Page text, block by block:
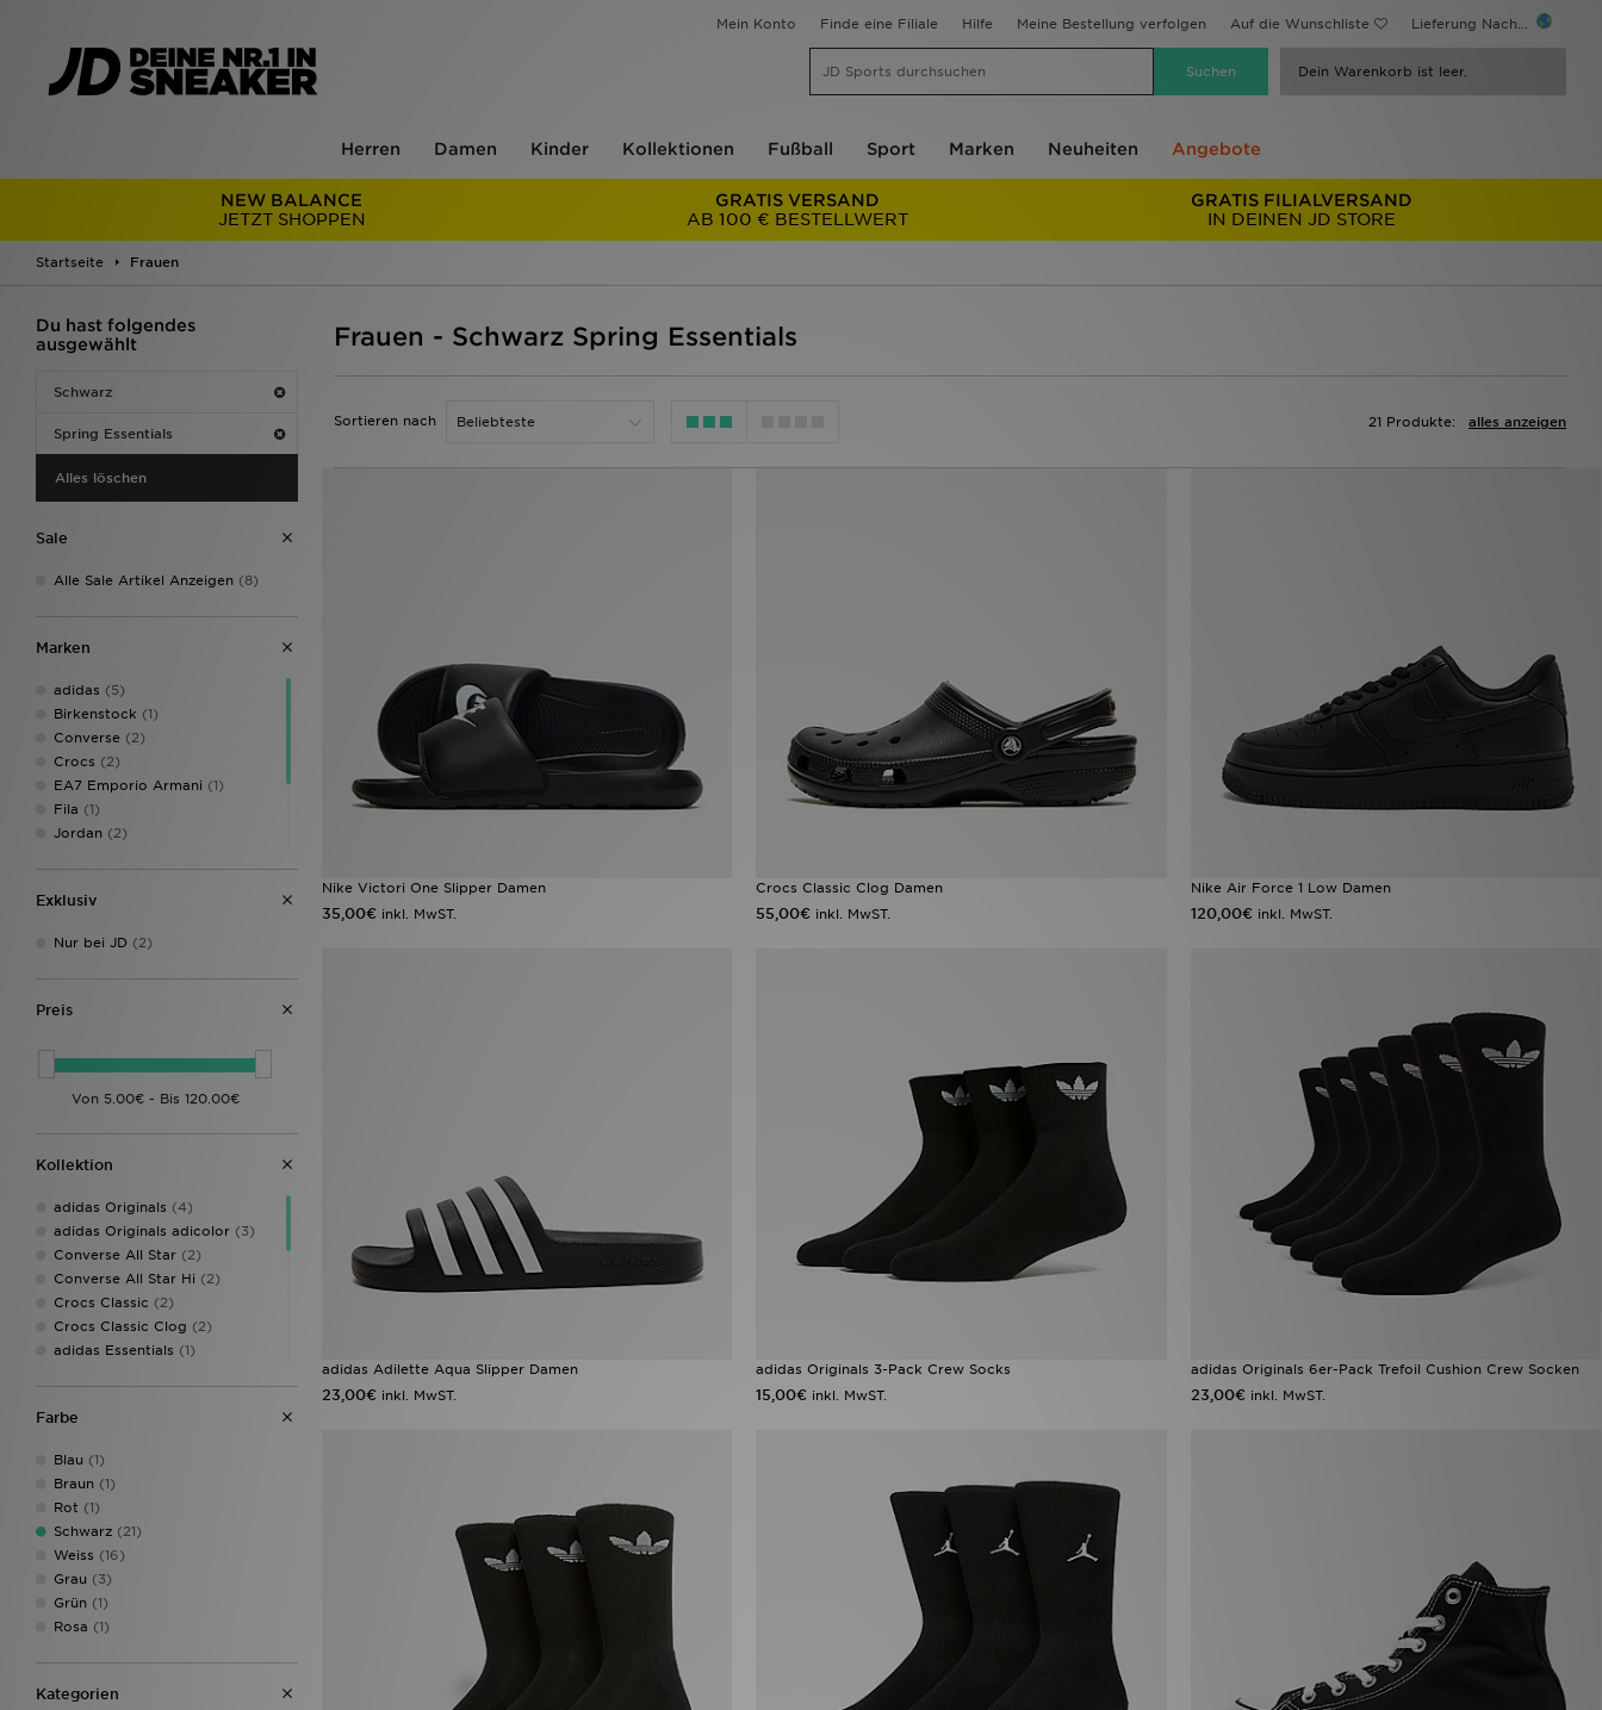
Mein Konto Finde eine Filiale Hilfe Meine Bestellung verfolgen Auf die Wunschliste Lieferung Nach...
Dein Warenkorb ist leer.
Herren Damen Kinder Kollektionen Fußball Sport Marken Neuheiten Angebote
NEW BALANCE
JETZT SHOPPEN
GRATIS VERSAND
AB 100 € BESTELLWERT
GRATIS FILIALVERSAND
IN DEINEN JD STORE
Startseite Frauen
Du hast folgendes
ausgewählt
Schwarz
Spring Essentials
Alles löschen
Sale
Alle Sale Artikel Anzeigen (8)
Marken
adidas (5)
Birkenstock (1)
Converse (2)
Crocs (2)
EA7 Emporio Armani (1)
Fila (1)
Jordan (2)
The North Face
Exklusiv
Nur bei JD (2)
Preis
Kollektion
adidas Originals (4)
adidas Originals adicolor (3)
Converse All Star (2)
Converse All Star Hi (2)
Crocs Classic (2)
Crocs Classic Clog (2)
adidas Essentials (1)
Converse All Star Lift
Converse Chuck Taylor All Star
Lift(1)
Converse Platform
Crocs Lined Clog
Nike Air(1)
Nike Air Force 1
Nike Air Force 1 Low
Nike Pro
Farbe
Blau (1)
Braun (1)
Rot (1)
Schwarz (21)
Weiss (16)
Grau (3)
Grün (1)
Rosa (1)
Kategorien
Frauen - Schwarz Spring Essentials
Sortieren nach alles anzeigen
21 Produkte:
Nike Victori One Slipper Damen
35,00€ inkl. MwST.
Crocs Classic Clog Damen
55,00€ inkl. MwST.
Nike Air Force 1 Low Damen
120,00€ inkl. MwST.
adidas Adilette Aqua Slipper Damen
23,00€ inkl. MwST.
adidas Originals 3-Pack Crew Socks
15,00€ inkl. MwST.
adidas Originals 6er-Pack Trefoil Cushion Crew Socken
23,00€ inkl. MwST.